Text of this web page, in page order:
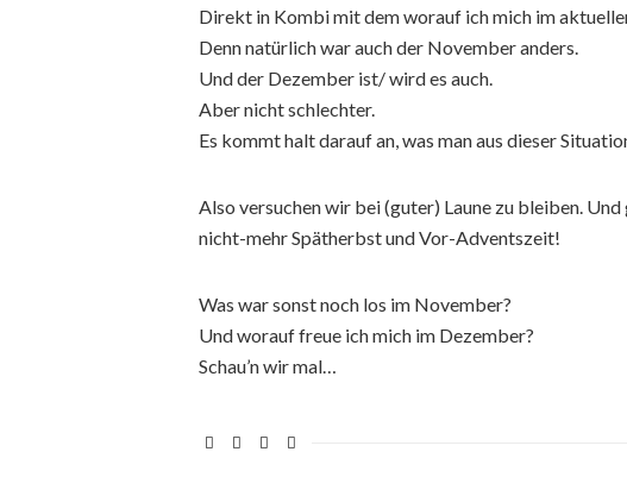
Direkt in Kombi mit dem worauf ich mich im
Denn natürlich war auch der November anders.
Und der Dezember ist/ wird es auch.
Aber nicht schlechter.
Es kommt halt darauf an, was man aus dieser
Also versuchen wir bei (guter) Laune zu bleiben.
nicht-mehr Spätherbst und Vor-Adventszeit!
Was war sonst noch los im November?
Und worauf freue ich mich im Dezember?
Schau’n wir mal…